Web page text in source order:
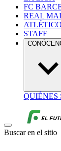
FC
REAL
STAFF
QUIÉNES
Buscar en el sitio